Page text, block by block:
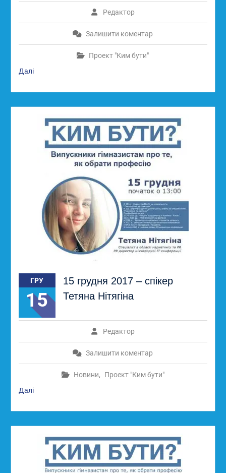
Редактор
Залишити коментар
Проект "Ким бути"
Далі
ГРУ
15
15 грудня 2017 – спікер
Тетяна Нітягіна
Редактор
Залишити коментар
Новини,
Проект "Ким бути"
Далі